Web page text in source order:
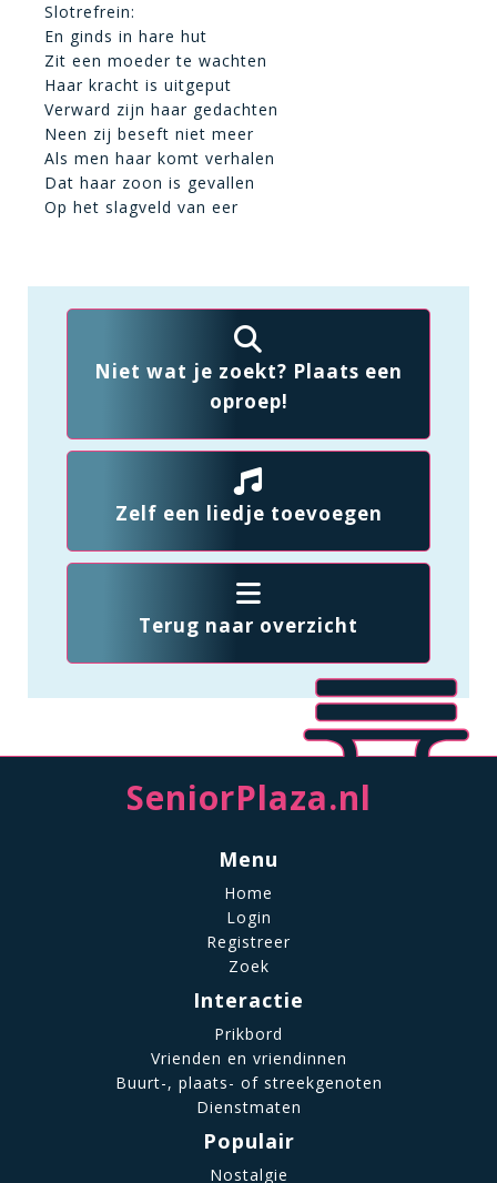
Slotrefrein:
En ginds in hare hut
Zit een moeder te wachten
Haar kracht is uitgeput
Verward zijn haar gedachten
Neen zij beseft niet meer
Als men haar komt verhalen
Dat haar zoon is gevallen
Op het slagveld van eer
Niet wat je zoekt? Plaats een
oproep!
Zelf een liedje toevoegen
Terug naar overzicht
SeniorPlaza.nl
Menu
Home
Login
Registreer
Zoek
Interactie
Prikbord
Vrienden en vriendinnen
Buurt-, plaats- of streekgenoten
Dienstmaten
Populair
Nostalgie